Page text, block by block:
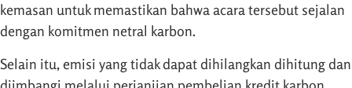
kemasan untuk memastikan bahwa acara tersebut sejalan
dengan komitmen netral karbon.
Selain itu, emisi yang tidak dapat dihilangkan dihitung dan
diimbangi melalui perjanjian pembelian kredit karbon